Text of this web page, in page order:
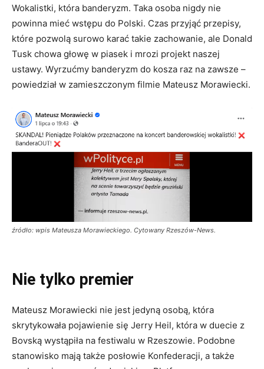
Wokalistki, która banderyzm. Taka osoba nigdy nie
powinna mieć wstępu do Polski. Czas przyjąć przepisy,
które pozwolą surowo karać takie zachowanie, ale Donald
Tusk chowa głowę w piasek i mrozi projekt naszej
ustawy. Wyrzućmy banderyzm do kosza raz na zawsze –
powiedział w zamieszczonym filmie Mateusz Morawiecki.
źródło: wpis Mateusza Morawieckiego. Cytowany Rzeszów-News.
Nie tylko premier
Mateusz Morawiecki nie jest jedyną osobą, która
skrytykowała pojawienie się Jerry Heil, która w duecie z
Bovską wystąpiła na festiwalu w Rzeszowie. Podobne
stanowisko mają także posłowie Konfederacji, a także